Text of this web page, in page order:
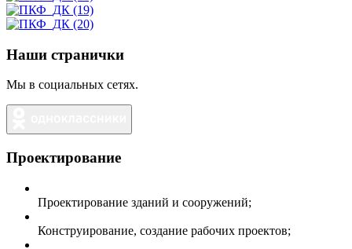
Наши странички
Мы в социальных сетях.
Проектирование
Проектирование зданий и сооружений;
Конструирование, создание рабочих проектов;